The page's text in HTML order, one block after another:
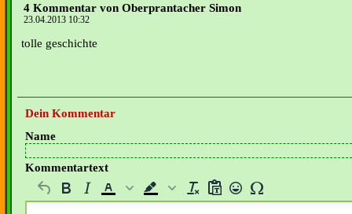
4 Kommentar von Oberprantacher Simon
23.04.2013 10:32
tolle geschichte
Dein Kommentar
Name
Kommentartext